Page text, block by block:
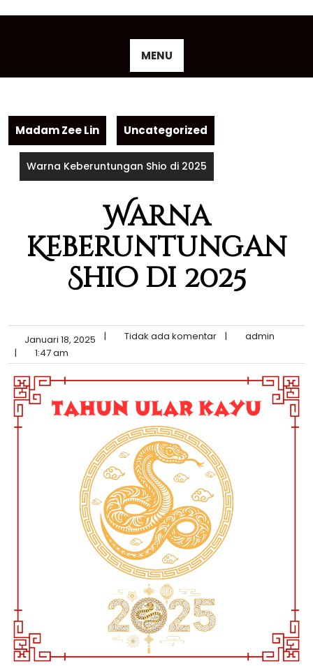
MENU
Madam Zee Lin Uncategorized
Warna Keberuntungan Shio di 2025
Warna
Keberuntungan
Shio di 2025
Januari 18, 2025 | Tidak ada komentar |
admin
|
1:47 am